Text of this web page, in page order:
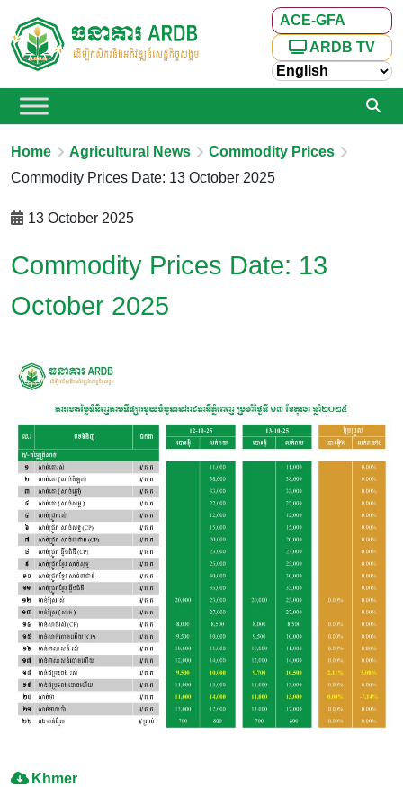
ACE-GFA
ARDB TV
Home Agricultural News
Commodity Prices
Commodity Prices Date: 13 October 2025
13 October 2025
Commodity Prices Date: 13
October 2025
Khmer